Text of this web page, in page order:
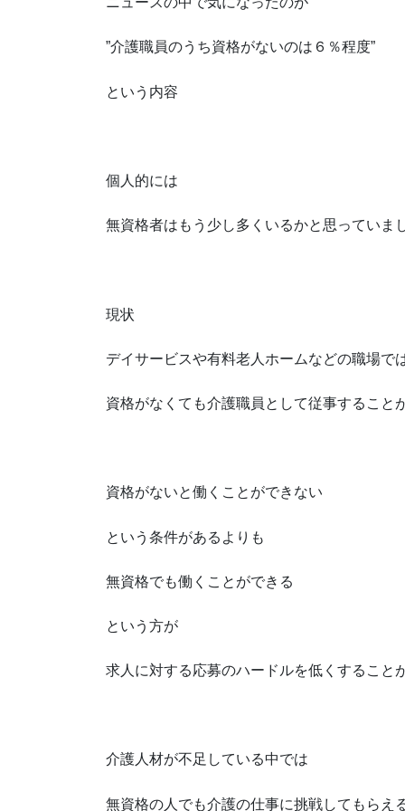
”介護職員のうち資格がないのは６％程度”
という内容
個人的には
無資格者はもう少し多くいるかと思っていま
現状
デイサービスや有料老人ホームなどの職場で
資格がなくても介護職員として従事すること
資格がないと働くことができない
という条件があるよりも
無資格でも働くことができる
という方が
求人に対する応募のハードルを低くすること
介護人材が不足している中では
無資格の人でも介護の仕事に挑戦してもらえ